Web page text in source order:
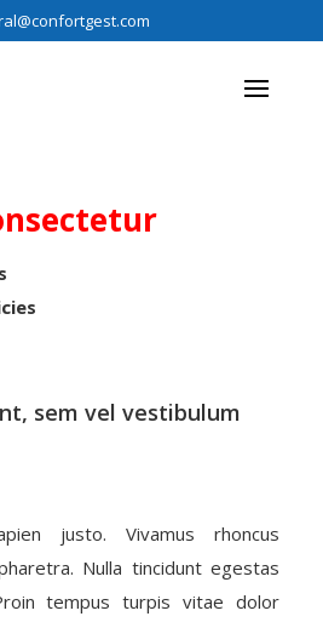
sem vel vestibulum
justo. Vivamus rhoncus
Nulla tincidunt egestas
tempus turpis vitae dolor